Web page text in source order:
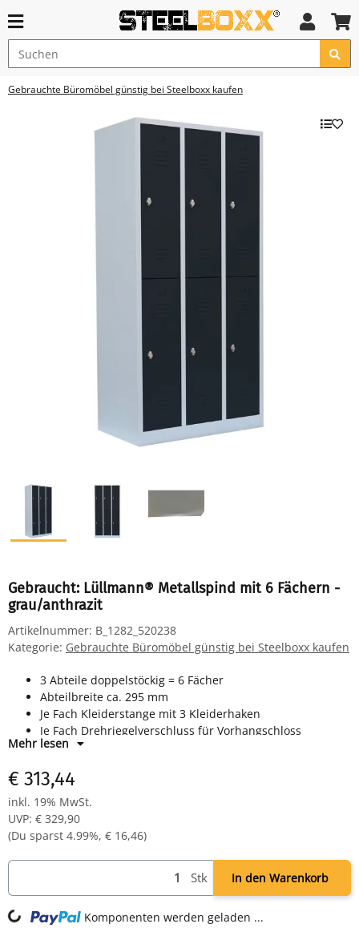
Gebrauchte Büromöbel günstig bei Steelboxx kaufen
Gebraucht: Lüllmann® Metallspind mit 6 Fächern -
grau/anthrazit
Artikelnummer: B_1282_520238
Kategorie: Gebrauchte Büromöbel günstig bei Steelboxx kaufen
3 Abteile doppelstöckig = 6 Fächer
Abteilbreite ca. 295 mm
Je Fach Kleiderstange mit 3 Kleiderhaken
Je Fach Drehriegelverschluss für Vorhangschloss
Maße: H 1800 x B 885 x T 500 mm
anthrazit - pulverbeschichtet
Komplett montiert und verschweißt - sofort einsatzbereit
Mehr lesen
€ 313,44
inkl. 19% MwSt.
UVP: € 329,90
(Du sparst 4.99%, € 16,46)
Stk In den Warenkorb
Komponenten werden geladen ...